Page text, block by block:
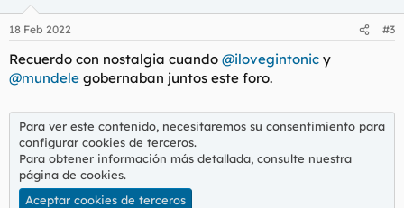
e
:
18 Feb 2022 #3
Recuerdo con nostalgia cuando @ilovegintonic y
@mundele gobernaban juntos este foro.
Para ver este contenido, necesitaremos su consentimiento para
configurar cookies de terceros.
Para obtener información más detallada, consulte nuestra
página de cookies.
Aceptar cookies de terceros